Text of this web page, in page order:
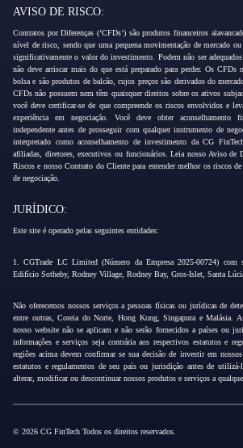
AVISO DE RISCO:
Contratos por Diferenças (‘CFDs’) são produtos financeiros
nível de risco, sendo que uma pequena movimentação de mercado
significativamente o valor do investimento. Podem não ser
não deve arriscar mais do que está preparado para perder. Os CFDs
bolsa e são produtos de balcão, cujos preços são derivados do
CFDs não possuem nem têm quaisquer direitos sobre os ativos
você deve certificar-se de que compreende os riscos envolvidos e
experiência em negociação. Você deve obter
independente antes de prosseguir com qualquer instrumento de
interpretado como aconselhamento de investimento da CG
afiliadas, diretores, executivos ou funcionários. Leia nosso Aviso de
Riscos e nosso Contrato do Cliente para entender melhor os riscos
de negociação.
JURÍDICO:
Este site é operado pelas seguintes entidades:
1. CGTrade LC Limited (Número da Empresa 2025-00724) com
Edifício Sotheby, Rodney Village, Rodney Bay, Gros-Islet, Santa
Não oferecemos nossos serviços a pessoas físicas ou jurídicas de
entre outras, Coreia do Norte, Hong Kong, Singapura e Malásia.
nosso website não se aplicam e não serão fornecidos a países ou
informações e serviços seja contrária aos respectivos estatutos e
regiões acima devem confirmar se sua decisão de investir em
estatutos e regulamentos de seu país ou jurisdição antes de
alterar, modificar ou descontinuar nossos produtos e serviços a
© 2026 CG FinTech Todos os direitos reservados.